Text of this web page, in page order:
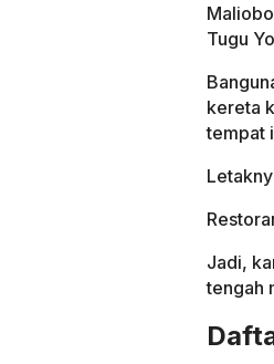
Tugu
kereta
tempat
Jadi,
tengah